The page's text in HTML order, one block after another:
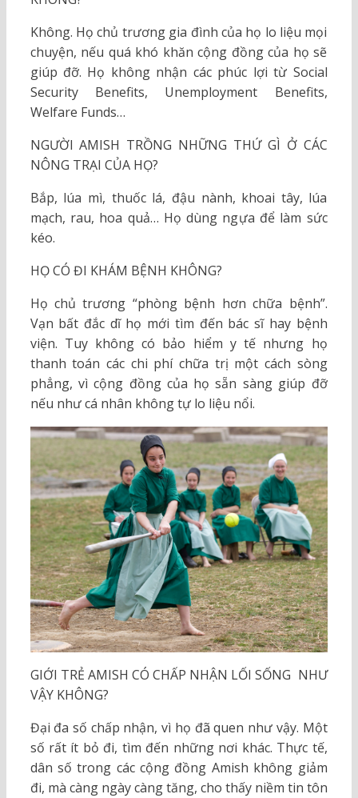
Không. Họ chủ trương gia đình của họ lo liệu mọi
chuyện, nếu quá khó khăn cộng đồng của họ sẽ
giúp đỡ. Họ không nhận các phúc lợi từ Social
Security Benefits, Unemployment Benefits,
Welfare Funds…
NGƯỜI AMISH TRỒNG NHỮNG THỨ GÌ Ở CÁC
NÔNG TRẠI CỦA HỌ?
Bắp, lúa mì, thuốc lá, đậu nành, khoai tây, lúa
mạch, rau, hoa quả… Họ dùng ngựa để làm sức
kéo.
HỌ CÓ ĐI KHÁM BỆNH KHÔNG?
Họ chủ trương “phòng bệnh hơn chữa bệnh”.
Vạn bất đắc dĩ họ mới tìm đến bác sĩ hay bệnh
viện. Tuy không có bảo hiểm y tế nhưng họ
thanh toán các chi phí chữa trị một cách sòng
phẳng, vì cộng đồng của họ sẵn sàng giúp đỡ
nếu như cá nhân không tự lo liệu nổi.
GIỚI TRẺ AMISH CÓ CHẤP NHẬN LỐI SỐNG NHƯ
VẬY KHÔNG?
Đại đa số chấp nhận, vì họ đã quen như vậy. Một
số rất ít bỏ đi, tìm đến những nơi khác. Thực tế,
dân số trong các cộng đồng Amish không giảm
đi, mà càng ngày càng tăng, cho thấy niềm tin tôn